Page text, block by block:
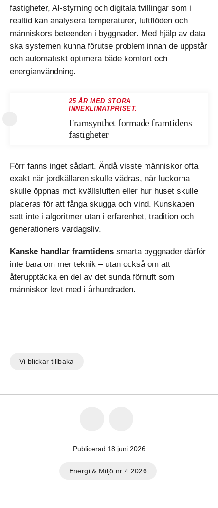
fastigheter, AI-styrning och digitala tvillingar som i
realtid kan analysera temperaturer, luftflöden och
människors beteenden i byggnader. Med hjälp av data
ska systemen kunna förutse problem innan de uppstår
och automatiskt optimera både komfort och
energianvändning.
25 ÅR MED STORA
INNEKLIMATPRISET.
Framsynthet formade framtidens
fastigheter
Förr fanns inget sådant. Ändå visste människor ofta
exakt när jordkällaren skulle vädras, när luckorna
skulle öppnas mot kvällsluften eller hur huset skulle
placeras för att fånga skugga och vind. Kunskapen
satt inte i algoritmer utan i erfarenhet, tradition och
generationers vardagsliv.
Kanske handlar framtidens smarta byggnader därför
inte bara om mer teknik – utan också om att
återupptäcka en del av det sunda förnuft som
människor levt med i århundraden.
Vi blickar tillbaka
Publicerad 18 juni 2026
Energi & Miljö nr 4 2026